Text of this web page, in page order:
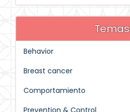
Temas
Behavior
Breast cancer
Comportamiento
Prevention & Control